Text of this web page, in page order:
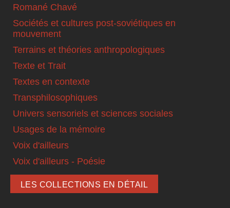
Romané Chavé
Sociétés et cultures post-soviétiques en
mouvement
Terrains et théories anthropologiques
Texte et Trait
Textes en contexte
Transphilosophiques
Univers sensoriels et sciences sociales
Usages de la mémoire
Voix d'ailleurs
Voix d'ailleurs - Poésie
LES COLLECTIONS EN DÉTAIL